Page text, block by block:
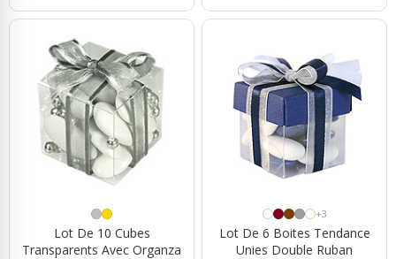
Lot De 10 Cubes
Transparents Avec Organza
+3
Lot De 6 Boites Tendance
Unies Double Ruban